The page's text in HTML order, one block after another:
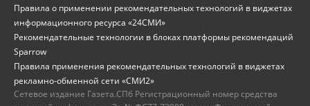
Правила о применении рекомендательных технологий в виджетах
информационного ресурса «24СМИ»
Рекомендательные технологии в блоках платформы рекомендаций
Sparrow
Правила применения рекомендательных технологий в виджетах
рекламно-обменной сети «СМИ2»
Сетевое издание Газета.СПб Регистрационный номер средства